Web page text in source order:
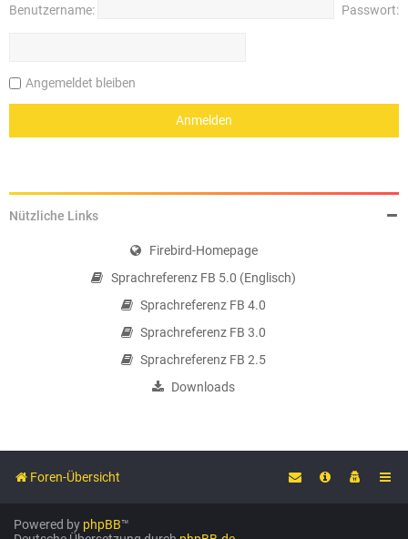
Benutzername: Passwort:
Angemeldet bleiben
Nützliche Links
Firebird-Homepage
Sprachreferenz FB 5.0 (Englisch)
Sprachreferenz FB 4.0
Sprachreferenz FB 3.0
Sprachreferenz FB 2.5
Downloads
Foren-Übersicht
Powered by phpBB™